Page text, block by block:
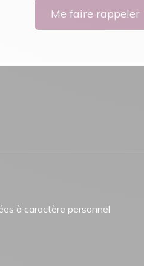
Me faire rappeler
à caractère personnel